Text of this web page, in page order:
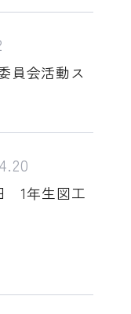
員会活動ス
1年生図工